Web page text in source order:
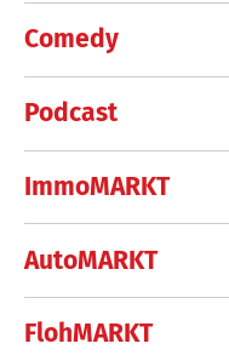
Comedy
Podcast
ImmoMARKT
AutoMARKT
FlohMARKT